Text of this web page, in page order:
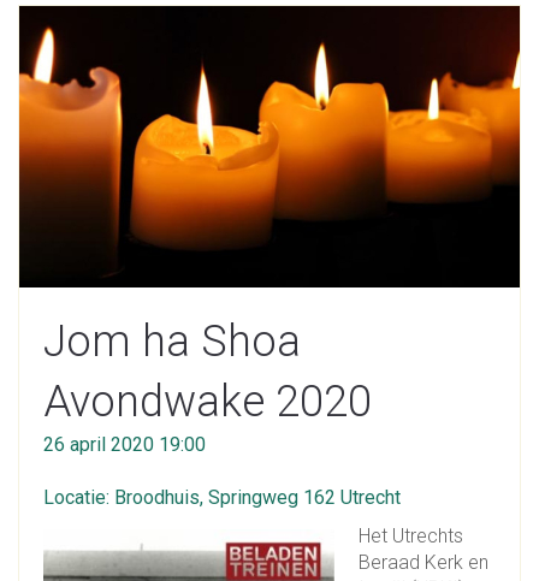
Jom ha Shoa
Avondwake 2020
26 april 2020 19:00
Locatie: Broodhuis, Springweg 162 Utrecht
Het Utrechts
Beraad Kerk en